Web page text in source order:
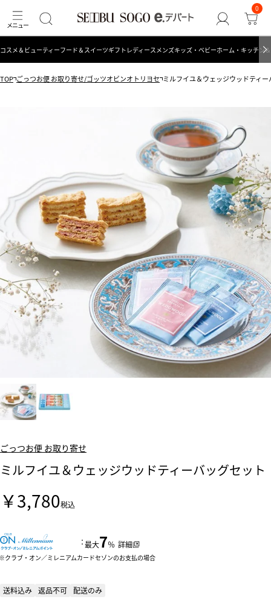
0
コスメ＆ビューティーフード＆スイーツギフト レディース メンズキッズ・ベビーホーム・キッチン
TOP ごっつお便 お取り寄せ/ゴッツオビンオトリヨセ ミルフイユ＆ウェッジウッドティ
ごっつお便 お取り寄せ
ミルフイユ＆ウェッジウッドティーバッグセット
￥3,780税込
：最大7％ 詳細
クラブ・オン／ミレニアムカードセゾンのお支払の場合
送料込み 返品不可 配送のみ